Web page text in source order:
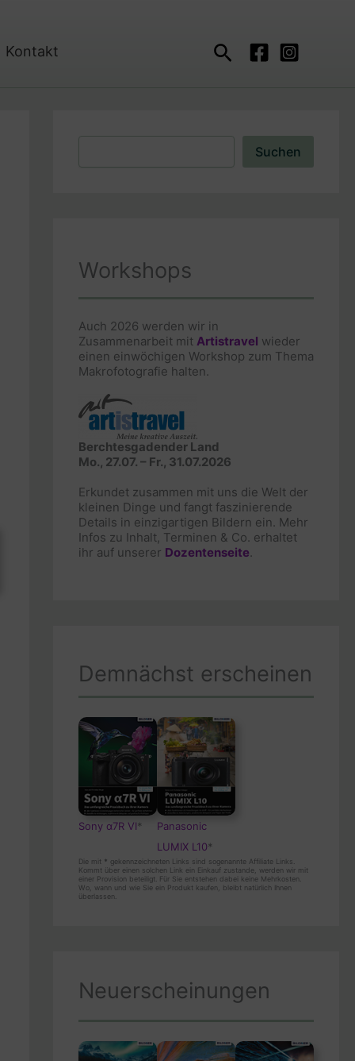
Kontakt Suchen
Suchen
Workshops
Auch 2026 werden wir in
Zusammenarbeit mit Artistravel wieder
einen einwöchigen Workshop zum Thema
Makrofotografie halten.
Berchtesgadender Land
Mo., 27.07. – Fr., 31.07.2026
Erkundet zusammen mit uns die Welt der
kleinen Dinge und fangt faszinierende
Details in einzigartigen Bildern ein. Mehr
Infos zu Inhalt, Terminen & Co. erhaltet
ihr auf unserer Dozentenseite
Demnächst erscheinen
Sony α7R VI*
Panasonic
LUMIX L10*
Die mit * gekennzeichneten Links sind sogenannte Affiliate Links.
Kommt über einen solchen Link ein Einkauf zustande, werden wir mit
einer Provision beteiligt. Für Sie entstehen dabei keine Mehrkosten.
Wo, wann und wie Sie ein Produkt kaufen, bleibt natürlich Ihnen
überlassen.
Neuerscheinungen